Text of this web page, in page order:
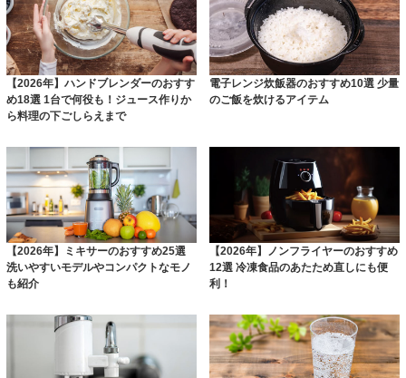
【2026年】ハンドブレンダーのおすす
め18選 1台で何役も！ジュース作りか
ら料理の下ごしらえまで
電子レンジ炊飯器のおすすめ10選 少量
のご飯を炊けるアイテム
【2026年】ミキサーのおすすめ25選
洗いやすいモデルやコンパクトなモノ
も紹介
【2026年】ノンフライヤーのおすすめ
12選 冷凍食品のあたため直しにも便
利！